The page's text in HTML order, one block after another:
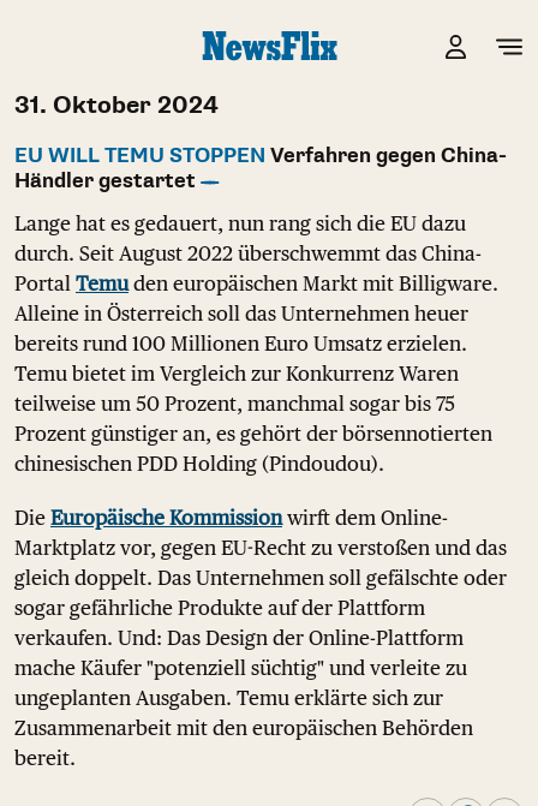
31. Oktober 2024
EU WILL TEMU STOPPEN Verfahren gegen China-
Händler gestartet
Lange hat es gedauert, nun rang sich die EU dazu
durch. Seit August 2022 überschwemmt das China-
Portal Temuden europäischen Markt mit Billigware.
Alleine in Österreich soll das Unternehmen heuer
bereits rund 100 Millionen Euro Umsatz erzielen.
Temu bietet im Vergleich zur Konkurrenz Waren
teilweise um 50 Prozent, manchmal sogar bis 75
Prozent günstiger an, es gehört der börsennotierten
chinesischen PDD Holding (Pindoudou).
Die Europäische Kommissionwirft dem Online-
Marktplatz vor, gegen EU-Recht zu verstoßen und das
gleich doppelt. Das Unternehmen soll gefälschte oder
sogar gefährliche Produkte auf der Plattform
verkaufen. Und: Das Design der Online-Plattform
mache Käufer "potenziell süchtig" und verleite zu
ungeplanten Ausgaben. Temu erklärte sich zur
Zusammenarbeit mit den europäischen Behörden
bereit.